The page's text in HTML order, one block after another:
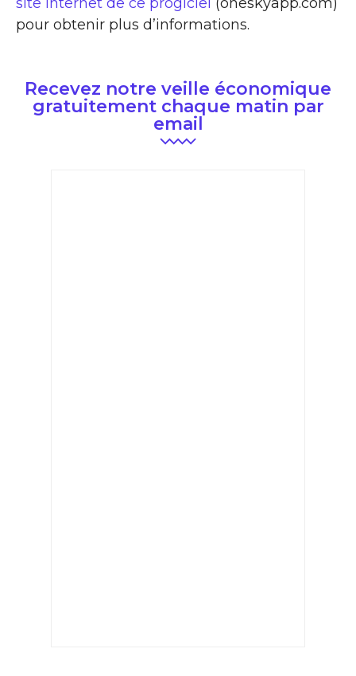
pour obtenir plus d’informations.
Recevez notre veille économique
gratuitement chaque matin par
email